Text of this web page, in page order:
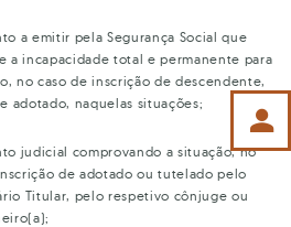
person
a emitir pela Segurança Social que
a incapacidade total e permanente para
no caso de inscrição de descendente,
adotado, naquelas situações;
judicial comprovando a situação, no
de adotado ou tutelado pelo
Titular, pelo respetivo cônjuge ou